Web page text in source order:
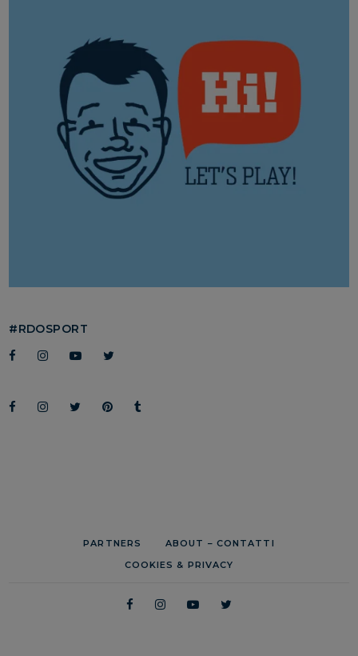
#RDOSPORT
PARTNERS
ABOUT – CONTATTI
COOKIES & PRIVACY